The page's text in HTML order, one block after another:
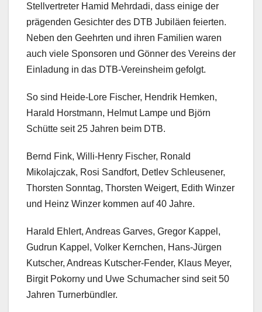
Stellvertreter Hamid Mehrdadi, dass einige der
prägenden Gesichter des DTB Jubiläen feierten.
Neben den Geehrten und ihren Familien waren
auch viele Sponsoren und Gönner des Vereins der
Einladung in das DTB-Vereinsheim gefolgt.
So sind Heide-Lore Fischer, Hendrik Hemken,
Harald Horstmann, Helmut Lampe und Björn
Schütte seit 25 Jahren beim DTB.
Bernd Fink, Willi-Henry Fischer, Ronald
Mikolajczak, Rosi Sandfort, Detlev Schleusener,
Thorsten Sonntag, Thorsten Weigert, Edith Winzer
und Heinz Winzer kommen auf 40 Jahre.
Harald Ehlert, Andreas Garves, Gregor Kappel,
Gudrun Kappel, Volker Kernchen, Hans-Jürgen
Kutscher, Andreas Kutscher-Fender, Klaus Meyer,
Birgit Pokorny und Uwe Schumacher sind seit 50
Jahren Turnerbündler.